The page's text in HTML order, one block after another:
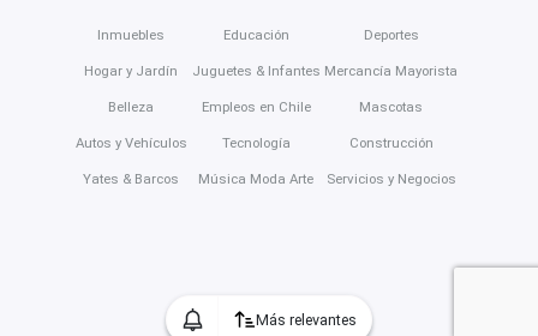
Más relevantes
Inmuebles
Hogar y Jardín
Belleza
Autos y Vehículos
Yates & Barcos
Educación
Juguetes & Infantes
Empleos en Chile
Tecnología
Música Moda Arte
Deportes
Mercancía Mayorista
Mascotas
Construcción
Servicios y Negocios